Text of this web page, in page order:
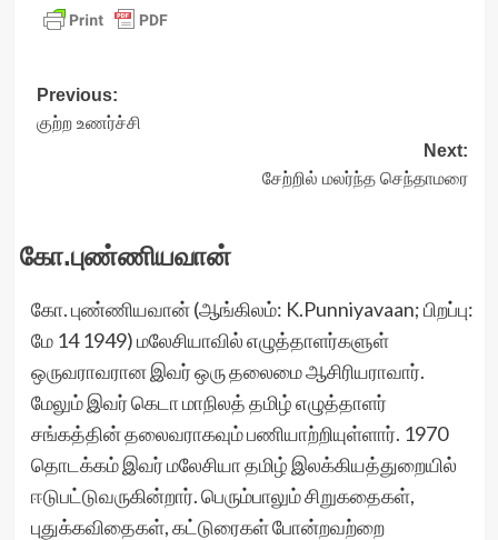
Post
navigation
Previous:
குற்ற உணர்ச்சி
Next:
சேற்றில் மலர்ந்த செந்தாமரை
கோ.புண்ணியவான்
கோ. புண்ணியவான் (ஆங்கிலம்: K.Punniyavaan; பிறப்பு:
மே 14 1949) மலேசியாவில் எழுத்தாளர்களுள்
ஒருவராவரான இவர் ஒரு தலைமை ஆசிரியராவார்.
மேலும் இவர் கெடா மாநிலத் தமிழ் எழுத்தாளர்
சங்கத்தின் தலைவராகவும் பணியாற்றியுள்ளார். 1970
தொடக்கம் இவர் மலேசியா தமிழ் இலக்கியத்துறையில்
ஈடுபட்டுவருகின்றார். பெரும்பாலும் சிறுகதைகள்,
புதுக்கவிதைகள், கட்டுரைகள் போன்றவற்றை